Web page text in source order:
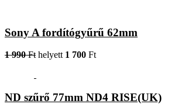
Sony A fordítógyűrű 62mm
1 990 Ft helyett 1 700 Ft
ND szűrő 77mm ND4 RISE(UK)